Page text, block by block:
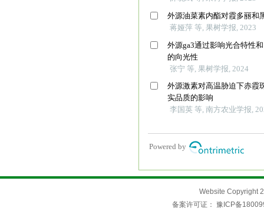
Website Copyright
备案许可证： 豫ICP备